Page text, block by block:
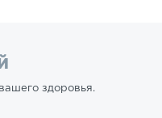
здоровья.